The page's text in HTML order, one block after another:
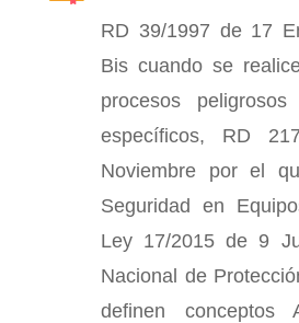
RD 39/1997 de 17
Bis cuando se
procesos
específicos, RD
Noviembre por el
Seguridad en
Ley 17/2015 de 9
Nacional de
definen conceptos